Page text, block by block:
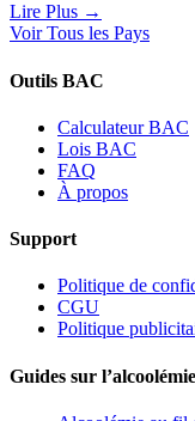
Lire Plus →
Voir Tous les Pays
Outils BAC
Calculateur BAC
Lois BAC
FAQ
À propos
Support
Politique de
CGU
Politique
Guides sur l’alcoolémie